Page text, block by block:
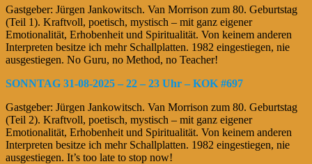
Gastgeber: Jürgen Jankowitsch. Van Morrison zum 80. Geburtstag
(Teil 1). Kraftvoll, poetisch, mystisch – mit ganz eigener
Emotionalität, Erhobenheit und Spiritualität. Von keinem anderen
Interpreten besitze ich mehr Schallplatten. 1982 eingestiegen, nie
ausgestiegen. No Guru, no Method, no Teacher!
SONNTAG 31-08-2025 – 22 – 23 Uhr – KOK #697
Gastgeber: Jürgen Jankowitsch. Van Morrison zum 80. Geburtstag
(Teil 2). Kraftvoll, poetisch, mystisch – mit ganz eigener
Emotionalität, Erhobenheit und Spiritualität. Von keinem anderen
Interpreten besitze ich mehr Schallplatten. 1982 eingestiegen, nie
ausgestiegen. It’s too late to stop now!